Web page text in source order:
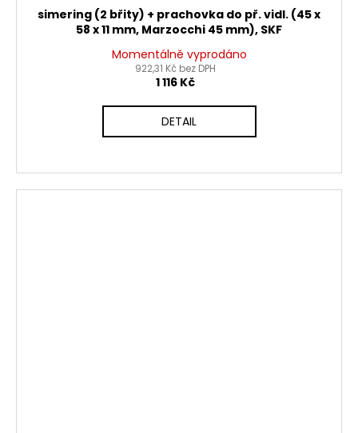
simering (2 břity) + prachovka do př. vidl. (45 x
58 x 11 mm, Marzocchi 45 mm), SKF
Momentálně vyprodáno
922,31 Kč bez DPH
1 116 Kč
DETAIL